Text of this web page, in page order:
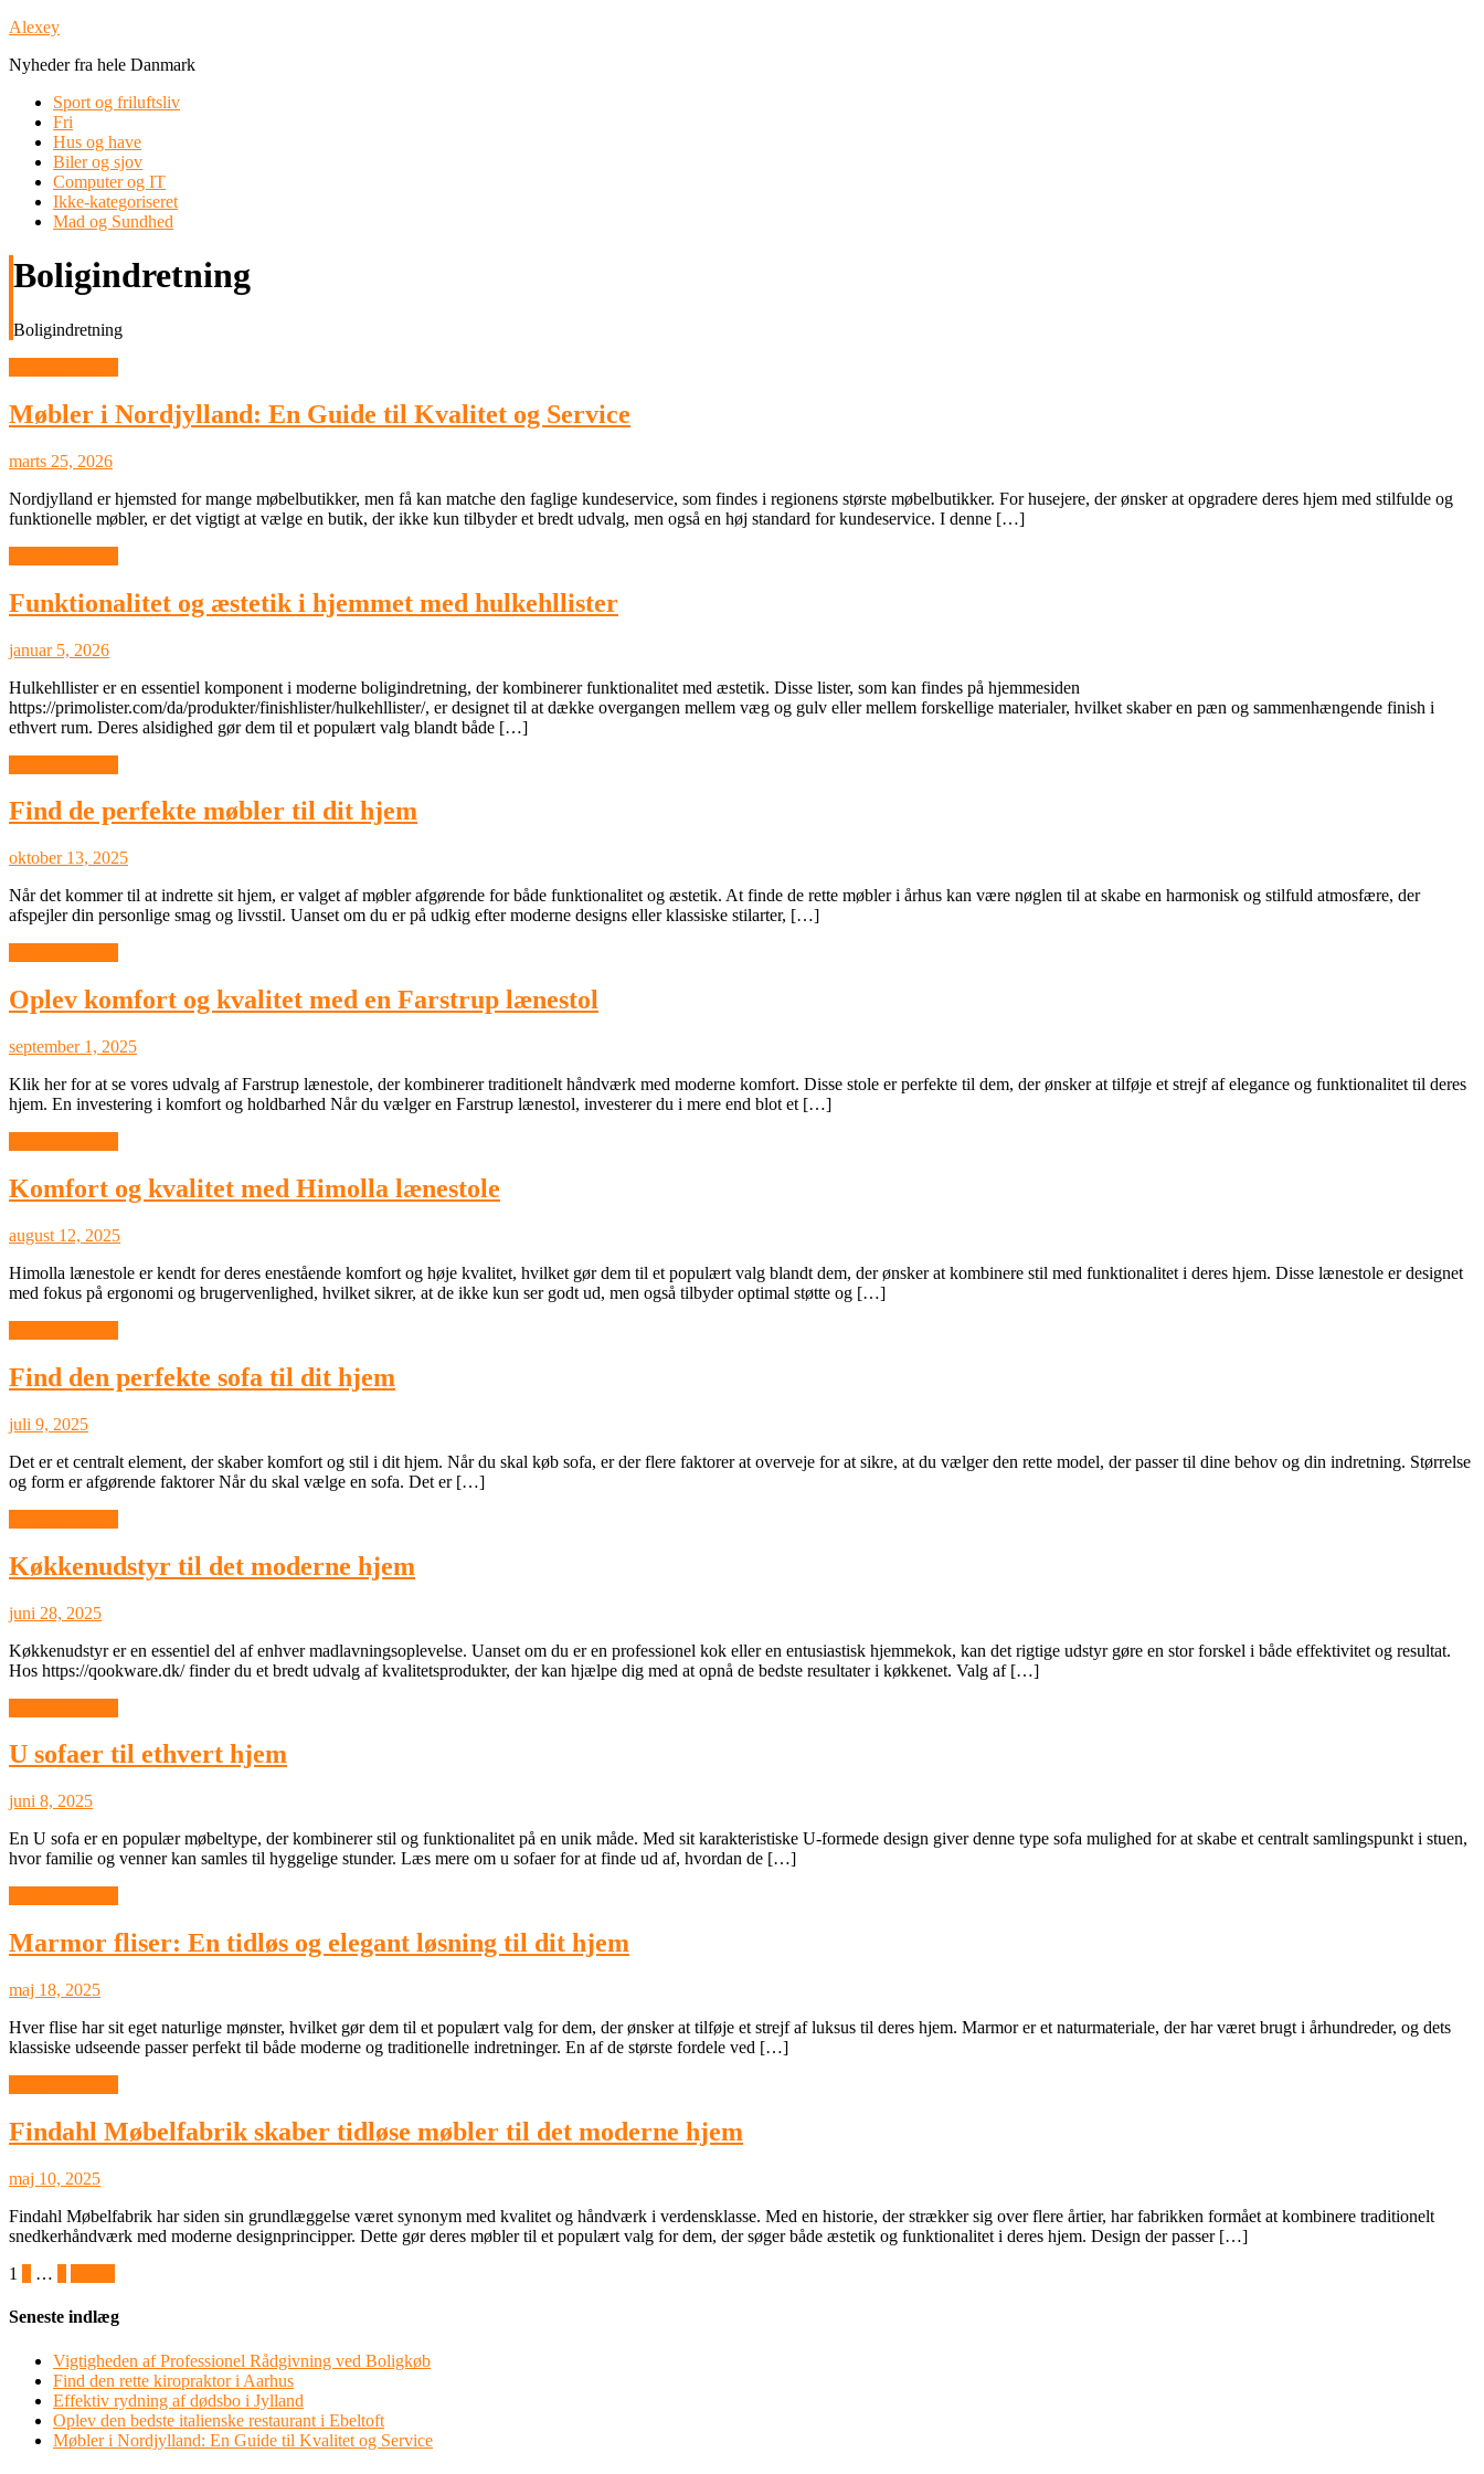
Skip
content
Alexey
Nyheder fra hele Danmark
Sport og friluftsliv
Fri
Hus og have
Biler og sjov
Computer og IT
Ikke-kategoriseret
Mad og Sundhed
Boligindretning
Boligindretning
Møbler i Nordjylland: En Guide til Kvalitet og Service
marts 25, 2026
Nordjylland er hjemsted for mange møbelbutikker, men få kan matche den faglige kundeservice, som findes i regionens største møbelbutikker. For husejere, der ønsker at opgradere deres hjem med stilfulde og
funktionelle møbler, er det vigtigt at vælge en butik, der ikke kun tilbyder et bredt udvalg, men også en høj standard for kundeservice. I denne […]
Funktionalitet og æstetik i hjemmet med hulkehllister
januar 5, 2026
Hulkehllister er en essentiel komponent i moderne boligindretning, der kombinerer funktionalitet med æstetik. Disse lister, som kan findes på hjemmesiden
https://primolister.com/da/produkter/finishlister/hulkehllister/, er designet til at dække overgangen mellem væg og gulv eller mellem forskellige materialer, hvilket skaber en pæn og sammenhængende finish i
ethvert rum. Deres alsidighed gør dem til et populært valg blandt både […]
Find de perfekte møbler til dit hjem
oktober 13, 2025
Når det kommer til at indrette sit hjem, er valget af møbler afgørende for både funktionalitet og æstetik. At finde de rette møbler i århus kan være nøglen til at skabe en harmonisk og stilfuld atmosfære, der
afspejler din personlige smag og livsstil. Uanset om du er på udkig efter moderne designs eller klassiske stilarter, […]
Oplev komfort og kvalitet med en Farstrup lænestol
september 1, 2025
Klik her for at se vores udvalg af Farstrup lænestole, der kombinerer traditionelt håndværk med moderne komfort. Disse stole er perfekte til dem, der ønsker at tilføje et strejf af elegance og funktionalitet til deres
hjem. En investering i komfort og holdbarhed Når du vælger en Farstrup lænestol, investerer du i mere end blot et […]
Komfort og kvalitet med Himolla lænestole
august 12, 2025
Himolla lænestole er kendt for deres enestående komfort og høje kvalitet, hvilket gør dem til et populært valg blandt dem, der ønsker at kombinere stil med funktionalitet i deres hjem. Disse lænestole er designet
med fokus på ergonomi og brugervenlighed, hvilket sikrer, at de ikke kun ser godt ud, men også tilbyder optimal støtte og […]
Find den perfekte sofa til dit hjem
juli 9, 2025
Det er et centralt element, der skaber komfort og stil i dit hjem. Når du skal køb sofa, er der flere faktorer at overveje for at sikre, at du vælger den rette model, der passer til dine behov og din indretning. Størrelse
og form er afgørende faktorer Når du skal vælge en sofa. Det er […]
Køkkenudstyr til det moderne hjem
juni 28, 2025
Køkkenudstyr er en essentiel del af enhver madlavningsoplevelse. Uanset om du er en professionel kok eller en entusiastisk hjemmekok, kan det rigtige udstyr gøre en stor forskel i både effektivitet og resultat.
Hos https://qookware.dk/ finder du et bredt udvalg af kvalitetsprodukter, der kan hjælpe dig med at opnå de bedste resultater i køkkenet. Valg af […]
U sofaer til ethvert hjem
juni 8, 2025
En U sofa er en populær møbeltype, der kombinerer stil og funktionalitet på en unik måde. Med sit karakteristiske U-formede design giver denne type sofa mulighed for at skabe et centralt samlingspunkt i stuen,
hvor familie og venner kan samles til hyggelige stunder. Læs mere om u sofaer for at finde ud af, hvordan de […]
Marmor fliser: En tidløs og elegant løsning til dit hjem
maj 18, 2025
Hver flise har sit eget naturlige mønster, hvilket gør dem til et populært valg for dem, der ønsker at tilføje et strejf af luksus til deres hjem. Marmor er et naturmateriale, der har været brugt i århundreder, og dets
klassiske udseende passer perfekt til både moderne og traditionelle indretninger. En af de største fordele ved […]
Findahl Møbelfabrik skaber tidløse møbler til det moderne hjem
maj 10, 2025
Findahl Møbelfabrik har siden sin grundlæggelse været synonym med kvalitet og håndværk i verdensklasse. Med en historie, der strækker sig over flere årtier, har fabrikken formået at kombinere traditionelt
snedkerhåndværk med moderne designprincipper. Dette gør deres møbler til et populært valg for dem, der søger både æstetik og funktionalitet i deres hjem. Design der passer […]
Navigation
til
1 …
Seneste indlæg
Vigtigheden af Professionel Rådgivning ved Boligkøb
Find den rette kiropraktor i Aarhus
Effektiv rydning af dødsbo i Jylland
Oplev den bedste italienske restaurant i Ebeltoft
Møbler i Nordjylland: En Guide til Kvalitet og Service